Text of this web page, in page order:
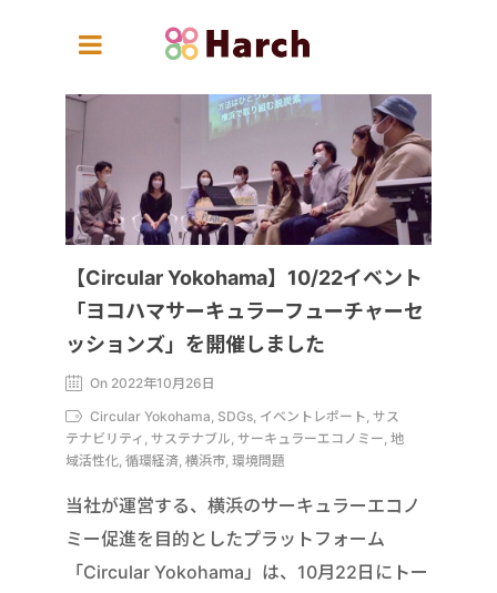
【Circular Yokohama】10/22イベント
「ヨコハマサーキュラーフューチャーセ
ッションズ」を開催しました
On 2022年10月26日
Circular Yokohama, SDGs, イベントレポート, サス
テナビリティ, サステナブル, サーキュラーエコノミー, 地
域活性化, 循環経済, 横浜市, 環境問題
当社が運営する、横浜のサーキュラーエコノ
ミー促進を目的としたプラットフォーム
「Circular Yokohama」は、10月22日にトー